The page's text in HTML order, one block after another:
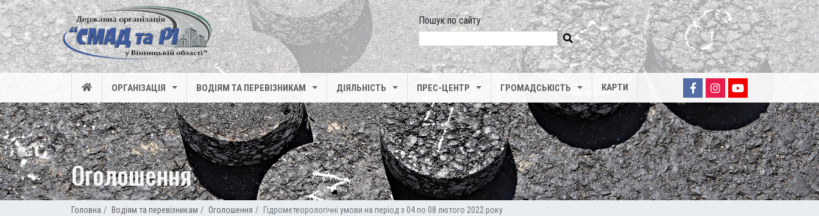
Пошук по сайту
search
ОРГАНІЗАЦІЯ ВОДІЯМ ТА ПЕРЕВІЗНИКАМ ДІЯЛЬНІСТЬ ПРЕС-ЦЕНТР ГРОМАДСЬКІСТЬ КАРТИ
Головна Водіям та перевізникам Оголошення Гідрометеорологічні умови на період з 04 по 08 лютого 2022 року
Оголошення